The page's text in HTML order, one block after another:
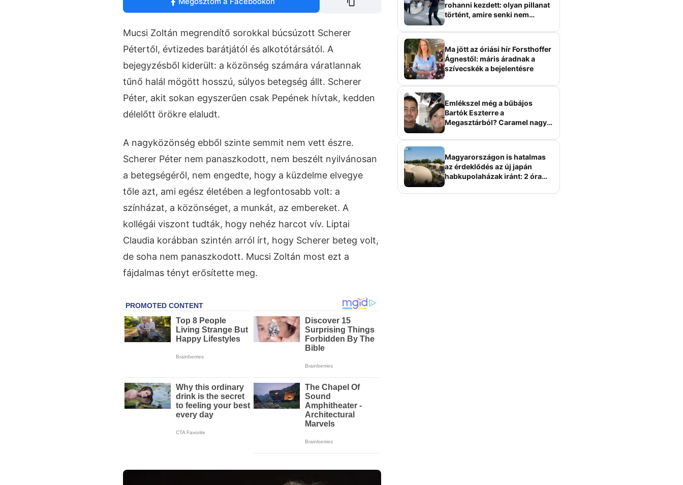
Mucsi Zoltán megrendítő sorokkal búcsúzott Scherer
Pétertől, évtizedes barátjától és alkotótársától. A
bejegyzésből kiderült: a közönség számára váratlannak
tűnő halál mögött hosszú, súlyos betegség állt. Scherer
Péter, akit sokan egyszerűen csak Pepének hívtak, kedden
délelőtt örökre elaludt.
A nagyközönség ebből szinte semmit nem vett észre.
Scherer Péter nem panaszkodott, nem beszélt nyilvánosan
a betegségéről, nem engedte, hogy a küzdelme elvegye
tőle azt, ami egész életében a legfontosabb volt: a
színházat, a közönséget, a munkát, az embereket. A
kollégái viszont tudták, hogy nehéz harcot vív. Liptai
Claudia korábban szintén arról írt, hogy Scherer beteg volt,
de soha nem panaszkodott. Mucsi Zoltán most ezt a
fájdalmas tényt erősítette meg.
rohanni kezdett: olyan pillanat
történt, amire senki nem
Ma jött az óriási hír Forsthoffer
Ágnestől: máris áradnak a
szívecskék a bejelentésre
Emlékszel még a bűbájos
Bartók Eszterre a
Megasztárból? Caramel nagy
Magyarországon is hatalmas
az érdeklődés az új japán
habkupolaházak iránt: 2 óra
elképesztő áron hirdetik őket